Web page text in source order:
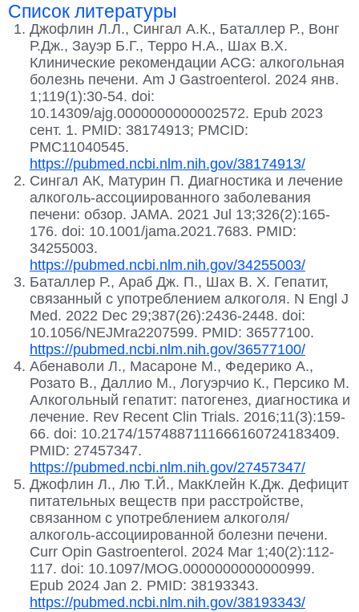
Список литературы
Джофлин Л.Л., Сингал А.К., Баталлер Р., Вонг
Р.Дж., Зауэр Б.Г., Терро Н.А., Шах В.Х.
Клинические рекомендации ACG: алкогольная
болезнь печени. Am J Gastroenterol. 2024 янв.
1;119(1):30-54. doi:
10.14309/ajg.0000000000002572. Epub 2023
сент. 1. PMID: 38174913; PMCID:
PMC11040545.
https://pubmed.ncbi.nlm.nih.gov/38174913/
Сингал АК, Матурин П. Диагностика и лечение
алкоголь-ассоциированного заболевания
печени: обзор. JAMA. 2021 Jul 13;326(2):165-
176. doi: 10.1001/jama.2021.7683. PMID:
34255003.
https://pubmed.ncbi.nlm.nih.gov/34255003/
Баталлер Р., Араб Дж. П., Шах В. Х. Гепатит,
связанный с употреблением алкоголя. N Engl J
Med. 2022 Dec 29;387(26):2436-2448. doi:
10.1056/NEJMra2207599. PMID: 36577100.
https://pubmed.ncbi.nlm.nih.gov/36577100/
Абенаволи Л., Масароне М., Федерико А.,
Розато В., Даллио М., Логуэрчио К., Персико М.
Алкогольный гепатит: патогенез, диагностика и
лечение. Rev Recent Clin Trials. 2016;11(3):159-
66. doi: 10.2174/1574887111666160724183409.
PMID: 27457347.
https://pubmed.ncbi.nlm.nih.gov/27457347/
Джофлин Л., Лю Т.Й., МакКлейн К.Дж. Дефицит
питательных веществ при расстройстве,
связанном с употреблением алкоголя/
алкоголь-ассоциированной болезни печени.
Curr Opin Gastroenterol. 2024 Mar 1;40(2):112-
117. doi: 10.1097/MOG.0000000000000999.
Epub 2024 Jan 2. PMID: 38193343.
https://pubmed.ncbi.nlm.nih.gov/38193343/